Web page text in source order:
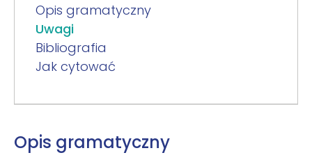
Opis gramatyczny
Uwagi
Bibliografia
Jak cytować
Opis gramatyczny